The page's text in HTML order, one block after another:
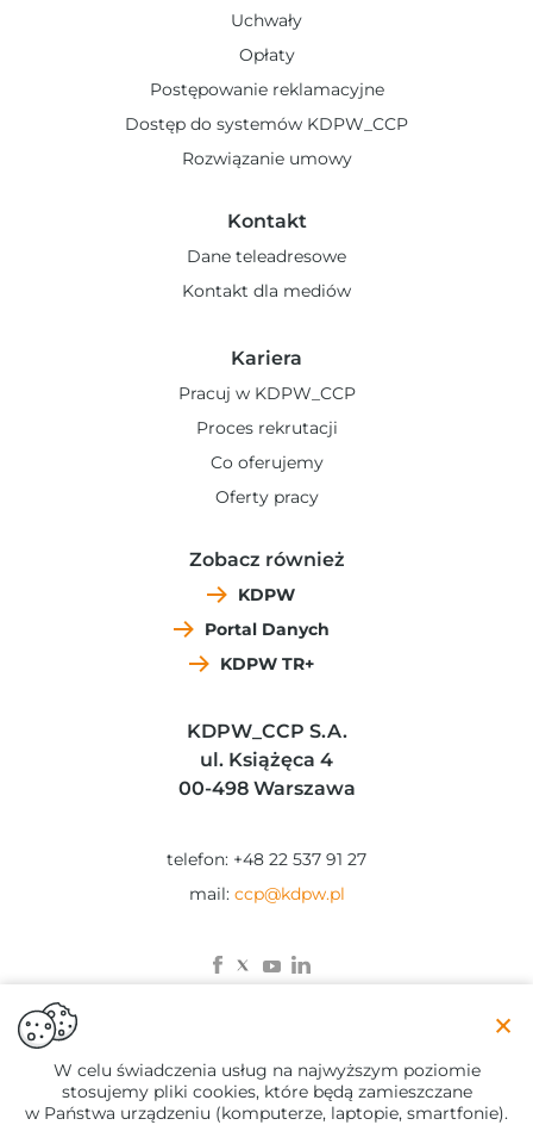
Uchwały
Opłaty
Postępowanie reklamacyjne
Dostęp do systemów KDPW_CCP
Rozwiązanie umowy
Kontakt
Dane teleadresowe
Kontakt dla mediów
Kariera
Pracuj w KDPW_CCP
Proces rekrutacji
Co oferujemy
Oferty pracy
Zobacz również
KDPW
Portal Danych
KDPW TR+
KDPW_CCP S.A.
ul. Książęca 4
00-498 Warszawa
telefon: +48 22 537 91 27
mail: ccp@kdpw.pl
© 2023 KDPW_CCP
Zastrzeżenia prawne
W celu świadczenia usług na najwyższym poziomie
stosujemy pliki cookies, które będą zamieszczane
w Państwa urządzeniu (komputerze, laptopie, smartfonie).
×